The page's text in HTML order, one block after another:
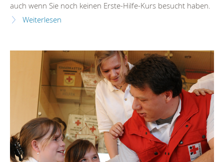
auch wenn Sie noch keinen Erste-Hilfe-Kurs besucht haben.
Weiterlesen